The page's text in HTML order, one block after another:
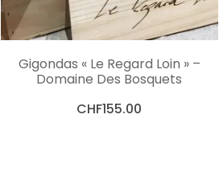
AJOUTER AU PANIER
Gigondas « Le Regard Loin » –
Domaine Des Bosquets
CHF155.00